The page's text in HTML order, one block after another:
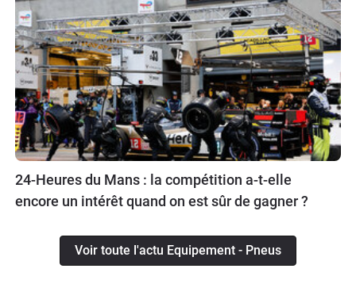
24-Heures du Mans : la compétition a-t-elle
encore un intérêt quand on est sûr de gagner ?
Voir toute l'actu Equipement - Pneus